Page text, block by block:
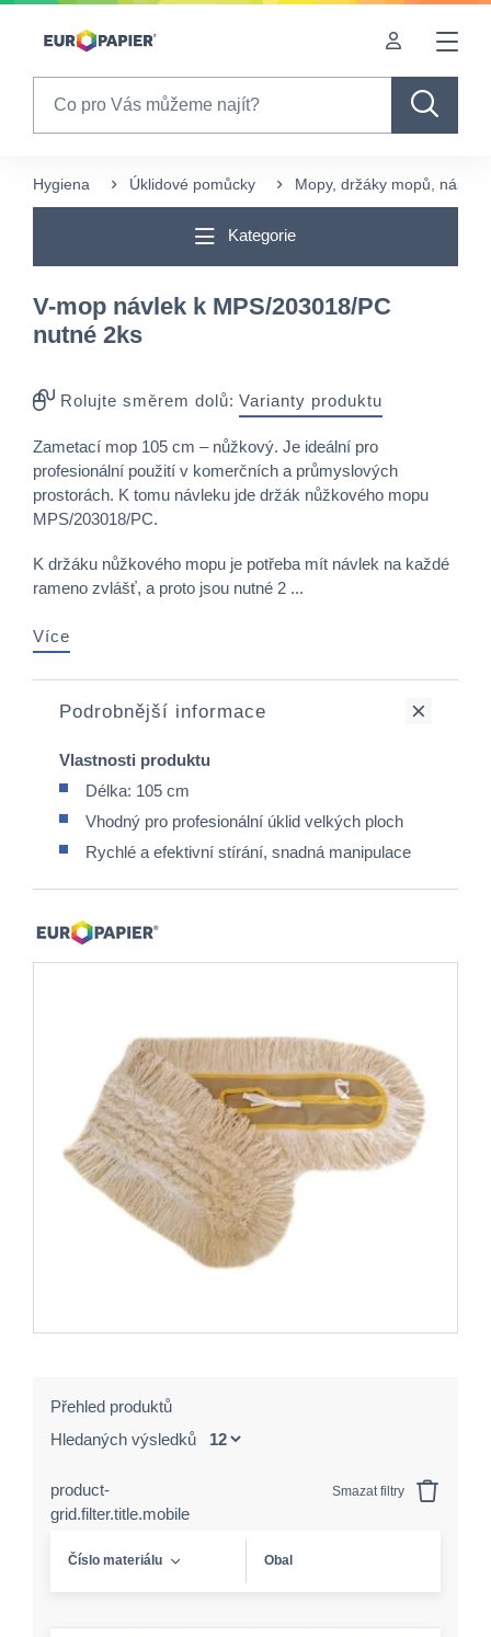
Table Of Content
Hygiena Úklidové pomůcky Mopy, držáky mopů,
Kategorie
V-mop návlek k MPS/203018/PC
nutné 2ks
Rolujte směrem dolů: Varianty produktu
Zametací mop 105 cm – nůžkový. Je ideální pro
profesionální použití v komerčních a průmyslových
prostorách. K tomu návleku jde držák nůžkového mopu
MPS/203018/PC.
K držáku nůžkového mopu je potřeba mít návlek na každé
rameno zvlášť, a proto jsou nutné 2 ...
Více
Podrobnější informace
Vlastnosti produktu
Délka: 105 cm
Vhodný pro profesionální úklid velkých ploch
Rychlé a efektivní stírání, snadná manipulace
Přehled produktů
Hledaných výsledků
product-
grid.filter.title.mobile
Smazat filtry
Číslo materiálu Obal